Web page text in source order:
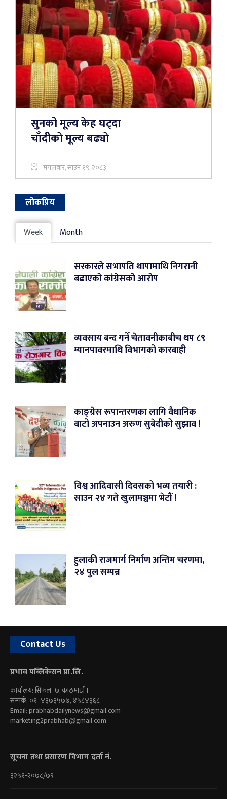
सुनको मूल्य केह घट्दा
चाँदीकाे मूल्य बढ्याे
मंगलबार, साउन १९, २०८३
लोकप्रिय
Week Month
सरकारले सभापति थापामाथि निगरानी
बढाएको कांग्रेसको आरोप
व्यवसाय बन्द गर्ने चेतावनीकाबीच थप ८९
म्यानपावरमाथि विभागको कारबाही
काङ्ग्रेस रूपान्तरणका लागि वैधानिक
बाटो अपनाउन अरुण सुबेदीको सुझाव !
विश्व आदिवासी दिवसको भव्य तयारी :
साउन २४ गते खुलामञ्चमा भेटौं !
हुलाकी राजमार्ग निर्माण अन्तिम चरणमा,
२४ पुल सम्पन्न
Contact Us
प्रभाव पब्लिकेसन प्रा.लि.
कार्यालय: सिफल–७, काठमाडौं ।
सम्पर्क: ०१–४३७३५७७, ४५८४३६८
Email:prabhabdailynews@gmail.com
marketing2prabhab@gmail.com
सूचना तथा प्रसारण विभाग दर्ता नं.
३२५१-२०७८/७९